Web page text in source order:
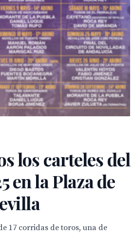
los carteles del
en la Plaza de
17 corridas de toros, una de